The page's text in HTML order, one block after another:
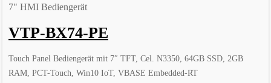
7" HMI Bediengerät
VTP-BX74-PE
Touch Panel Bediengerät mit 7″ TFT, Cel. N3350, 64GB SSD, 2GB
RAM, PCT-Touch, Win10 IoT, VBASE Embedded-RT